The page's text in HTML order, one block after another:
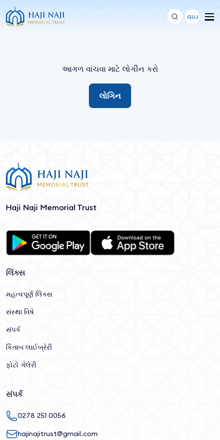
GUJ
આગળ વાંચવા માટે લોગીન કરો
લોગિન
Haji Naji Memorial Trust
લિંક્સ
મહત્વપૂર્ણ લિંક્સ
સંસ્થા વિષે
સંપર્ક
કિતાબ લાઈબ્રેરી
ફોટો ગેલેરી
સંપર્ક
0278 251 0056
hajinajitrust@gmail.com